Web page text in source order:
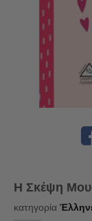
Η Σκέψη Μου
κατηγορία